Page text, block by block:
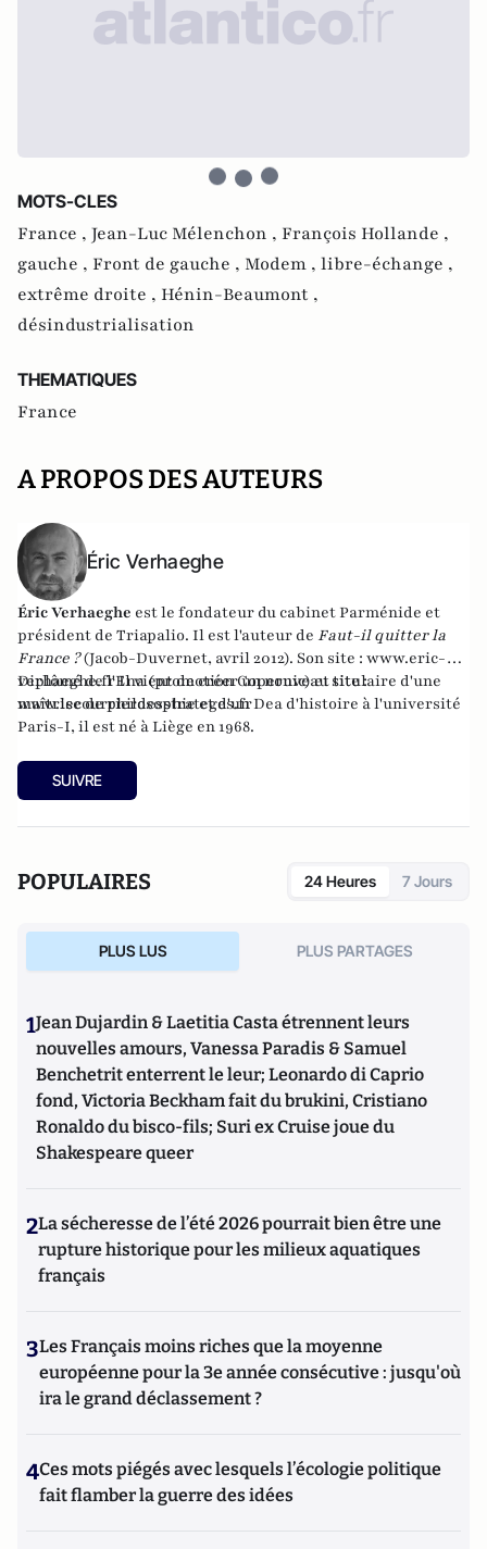
MOTS-CLES
France , Jean-Luc Mélenchon , François Hollande ,
gauche , Front de gauche , Modem , libre-échange ,
extrême droite , Hénin-Beaumont ,
désindustrialisation
THEMATIQUES
France
A PROPOS DES AUTEURS
Éric Verhaeghe
Éric Verhaeghe est le fondateur du cabinet Parménide et
président de Triapalio. Il est l'auteur de Faut-il quitter la
France ?(Jacob-Duvernet, avril 2012). Son site : www.eric-
verhaeghe.frIl vient de créer un nouveau site :
www.lecourrierdesstrateges.fr
Diplômé de l'Ena (promotion Copernic) et titulaire d'une
maîtrise de philosophie et d'un Dea d'histoire à l'université
Paris-I, il est né à Liège en 1968.
SUIVRE
POPULAIRES 24 Heures 7 Jours
PLUS LUS PLUS PARTAGES
1Jean Dujardin & Laetitia Casta étrennent leurs
nouvelles amours, Vanessa Paradis & Samuel
Benchetrit enterrent le leur; Leonardo di Caprio
fond, Victoria Beckham fait du brukini, Cristiano
Ronaldo du bisco-fils; Suri ex Cruise joue du
Shakespeare queer
2La sécheresse de l’été 2026 pourrait bien être une
rupture historique pour les milieux aquatiques
français
3Les Français moins riches que la moyenne
européenne pour la 3e année consécutive : jusqu'où
ira le grand déclassement ?
4Ces mots piégés avec lesquels l’écologie politique
fait flamber la guerre des idées